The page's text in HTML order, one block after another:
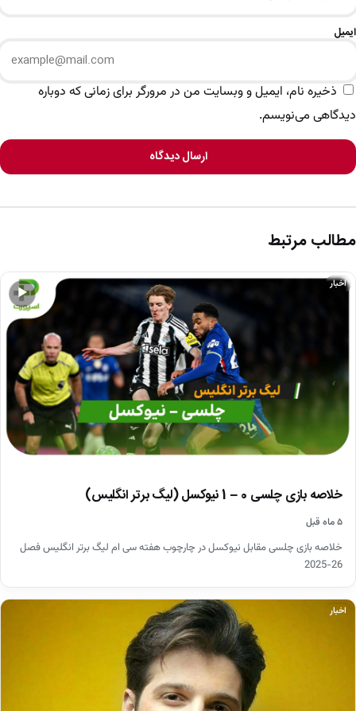
ایمیل
ذخیره نام، ایمیل و وبسایت من در مرورگر برای زمانی که دوباره
دیدگاهی می‌نویسم.
ارسال دیدگاه
مطالب مرتبط
▶
اخبار
خلاصه بازی چلسی 0 – 1 نیوکسل (لیگ برتر انگلیس)
۵ ماه قبل
خلاصه بازی چلسی مقابل نیوکسل در چارچوب هفته سی ام لیگ برتر انگلیس فصل
26-2025
اخبار